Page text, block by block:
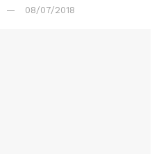
08/07/2018